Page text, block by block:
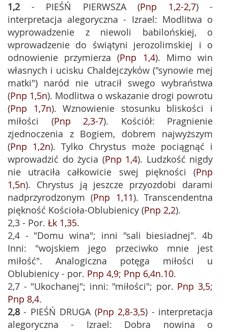
1,2 - PIEŚŃ PIERWSZA (Pnp 1,2-2,7) -
interpretacja alegoryczna - Izrael: Modlitwa o
wyprowadzenie z niewoli babilońskiej, o
wprowadzenie do świątyni jerozolimskiej i o
odnowienie przymierza (Pnp 1,4). Mimo win
własnych i ucisku Chaldejczyków ("synowie mej
matki") naród nie utracił swego wybraństwa
(Pnp 1,5n). Modlitwa o wskazanie drogi powrotu
(Pnp 1,7n). Wznowienie stosunku bliskości i
miłości (Pnp 2,3-7). Kościół: Pragnienie
zjednoczenia z Bogiem, dobrem najwyższym
(Pnp 1,2n). Tylko Chrystus może pociągnąć i
wprowadzić do życia (Pnp 1,4). Ludzkość nigdy
nie utraciła całkowicie swej piękności (Pnp
1,5n). Chrystus ją jeszcze przyozdobi darami
nadprzyrodzonym (Pnp 1,11). Transcendentna
piękność Kościoła-Oblubienicy (Pnp 2,2).
2,3 - Por. Łk 1,35.
2,4 - "Domu wina"; inni "sali biesiadnej". 4b
Inni: "wojskiem jego przeciwko mnie jest
miłość". Analogiczna potęga miłości u
Oblubienicy - por. Pnp 4,9; Pnp 6,4n.10.
2,7 - "Ukochanej"; inni: "miłości"; por. Pnp 3,5;
Pnp 8,4.
2,8 - PIEŚŃ DRUGA (Pnp 2,8-3,5) - interpretacja
alegoryczna - Izrael: Dobra nowina o